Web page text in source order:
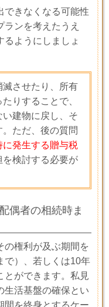
できなくなる可能性
ランを考えたうえ
るようにしましょ
させたり、所有
りすることで、
建物に戻し、そ
ただ、後の質問
発生する贈与税
検討する必要が
偶者の相続時ま
の権利が及ぶ期間を
で）、若しくは10年
とができます。私見
生活基盤の確保とい
間を終身とするケー